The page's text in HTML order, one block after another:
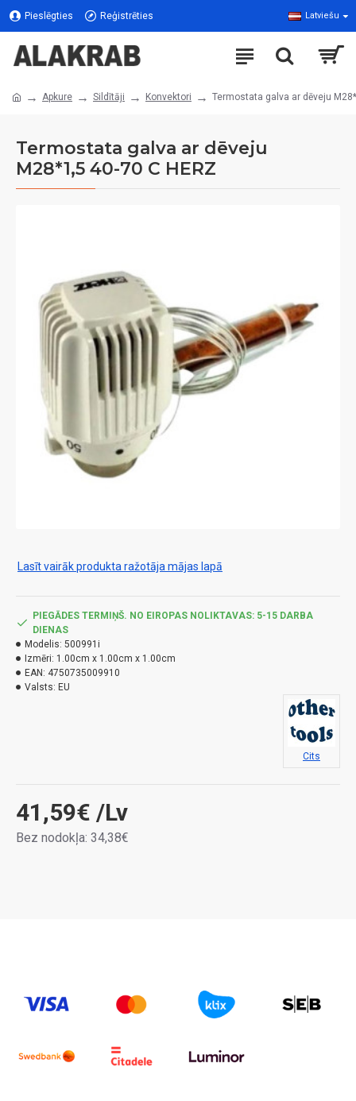
Pieslēgties Reģistrēties Latviešu
Apkure Sildītāji Konvektori Termostata galva ar dēveju
Termostata galva ar dēveju
M28*1,5 40-70 C HERZ
Lasīt vairāk produkta ražotāja mājas lapā
41,59€ /Lv
Bez nodokļa: 34,38€
PIEGĀDES TERMIŅŠ. NO EIROPAS NOLIKTAVAS: 5-15 DARBA
DIENAS
Modelis: 500991i
Izmēri: 1.00cm x 1.00cm x 1.00cm
EAN: 4750735009910
Valsts: EU
Cits